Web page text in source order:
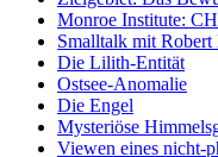
Monroe Institute:
Smalltalk mit Robert
Die Lilith-Entität
Ostsee-Anomalie
Die Engel
Mysteriöse
Viewen eines nicht-